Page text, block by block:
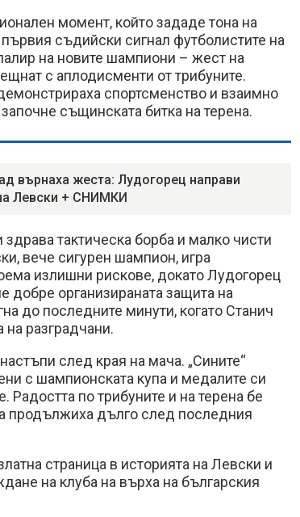
момент, който зададе тона на
съдийски сигнал футболистите на
на новите шампиони – жест на
с аплодисменти от трибуните.
спортсменство и взаимно
същинската битка на терена.
върнаха жеста: Лудогорец направи
Левски + СНИМКИ
тактическа борба и малко чисти
вече сигурен шампион, игра
излишни рискове, докато Лудогорец
добре организираната защита на
до последните минути, когато Станич
на разградчани.
след края на мача. „Сините“
с шампионската купа и медалите си
по трибуните и на терена бе
продължиха дълго след последния
страница в историята на Левски и
на клуба на върха на българския